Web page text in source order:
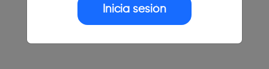
Inicia sesión